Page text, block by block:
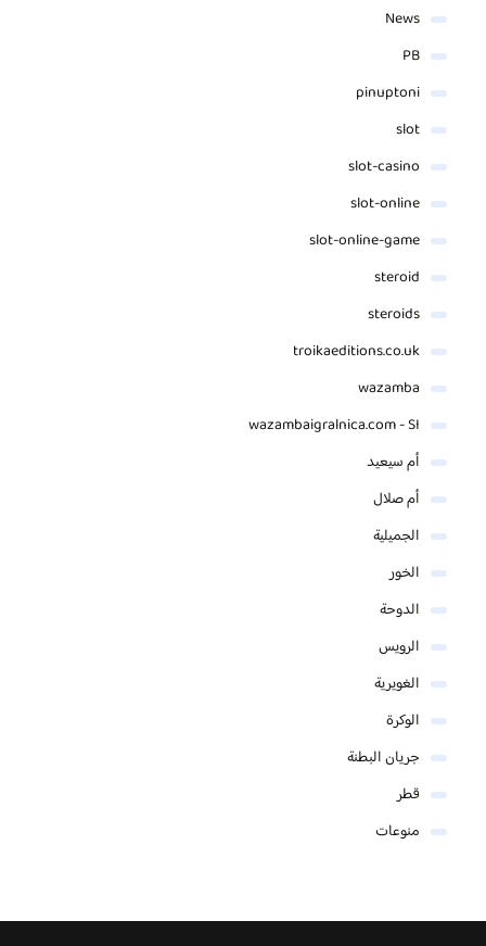
News
PB
pinuptoni
slot
slot-casino
slot-online
slot-online-game
steroid
steroids
troikaeditions.co.uk
wazamba
wazambaigralnica.com - SI
أم سيعيد
أم صلال
الجميلية
الخور
الدوحة
الرويس
الغويرية
الوكرة
جريان البطنة
قطر
منوعات